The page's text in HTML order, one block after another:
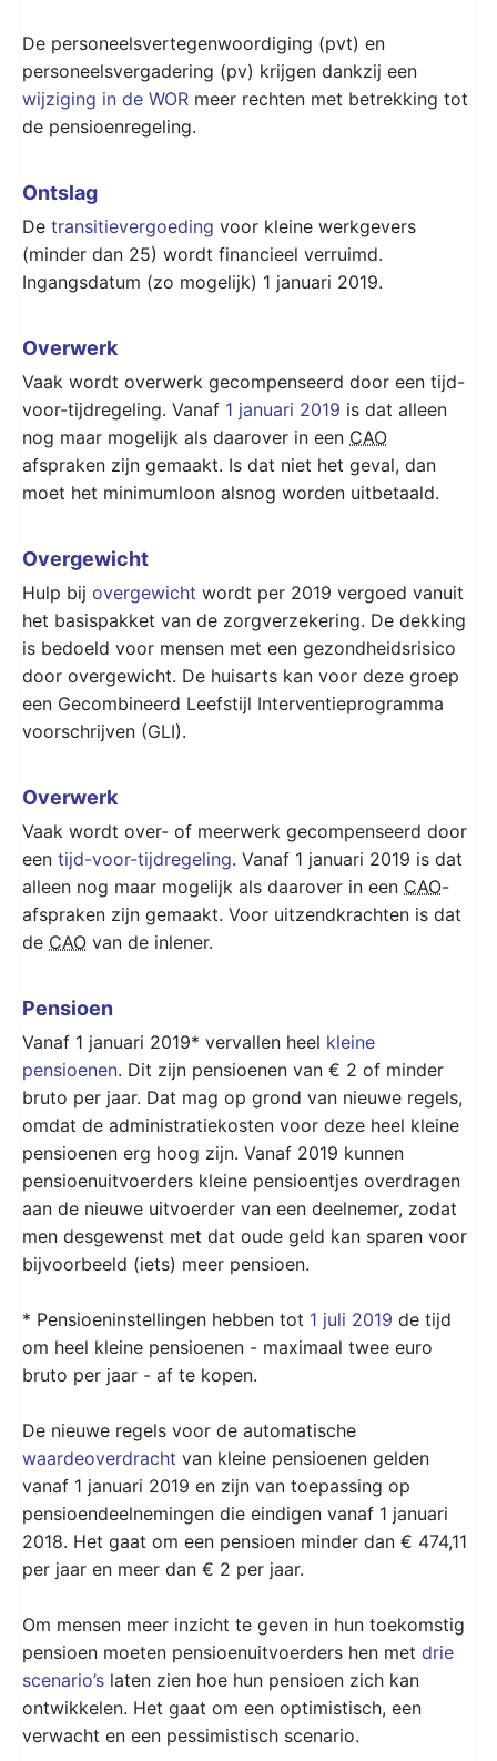
De personeelsvertegenwoordiging (pvt) en
personeelsvergadering (pv) krijgen dankzij een
wijziging in de WOR meer rechten met betrekking tot
de pensioenregeling.
Ontslag
De transitievergoeding voor kleine werkgevers
(minder dan 25) wordt financieel verruimd.
Ingangsdatum (zo mogelijk) 1 januari 2019.
Overwerk
Vaak wordt overwerk gecompenseerd door een tijd-
voor-tijdregeling. Vanaf 1 januari 2019 is dat alleen
nog maar mogelijk als daarover in een CAO
afspraken zijn gemaakt. Is dat niet het geval, dan
moet het minimumloon alsnog worden uitbetaald.
Overgewicht
Hulp bij overgewicht wordt per 2019 vergoed vanuit
het basispakket van de zorgverzekering. De dekking
is bedoeld voor mensen met een gezondheidsrisico
door overgewicht. De huisarts kan voor deze groep
een Gecombineerd Leefstijl Interventieprogramma
voorschrijven (GLI).
Overwerk
Vaak wordt over- of meerwerk gecompenseerd door
een tijd-voor-tijdregeling. Vanaf 1 januari 2019 is dat
alleen nog maar mogelijk als daarover in een CAO-
afspraken zijn gemaakt. Voor uitzendkrachten is dat
de CAO van de inlener.
Pensioen
Vanaf 1 januari 2019* vervallen heel kleine
pensioenen. Dit zijn pensioenen van € 2 of minder
bruto per jaar. Dat mag op grond van nieuwe regels,
omdat de administratiekosten voor deze heel kleine
pensioenen erg hoog zijn. Vanaf 2019 kunnen
pensioenuitvoerders kleine pensioentjes overdragen
aan de nieuwe uitvoerder van een deelnemer, zodat
men desgewenst met dat oude geld kan sparen voor
bijvoorbeeld (iets) meer pensioen.
* Pensioeninstellingen hebben tot 1 juli 2019 de tijd
om heel kleine pensioenen - maximaal twee euro
bruto per jaar - af te kopen.
De nieuwe regels voor de automatische
waardeoverdracht van kleine pensioenen gelden
vanaf 1 januari 2019 en zijn van toepassing op
pensioendeelnemingen die eindigen vanaf 1 januari
2018. Het gaat om een pensioen minder dan € 474,11
per jaar en meer dan € 2 per jaar.
Om mensen meer inzicht te geven in hun toekomstig
pensioen moeten pensioenuitvoerders hen met drie
scenario’s laten zien hoe hun pensioen zich kan
ontwikkelen. Het gaat om een optimistisch, een
verwacht en een pessimistisch scenario.